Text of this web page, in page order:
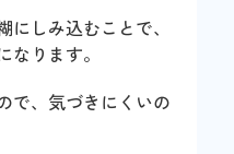
しみ込むことで、
ります。
で、気づきにくいの